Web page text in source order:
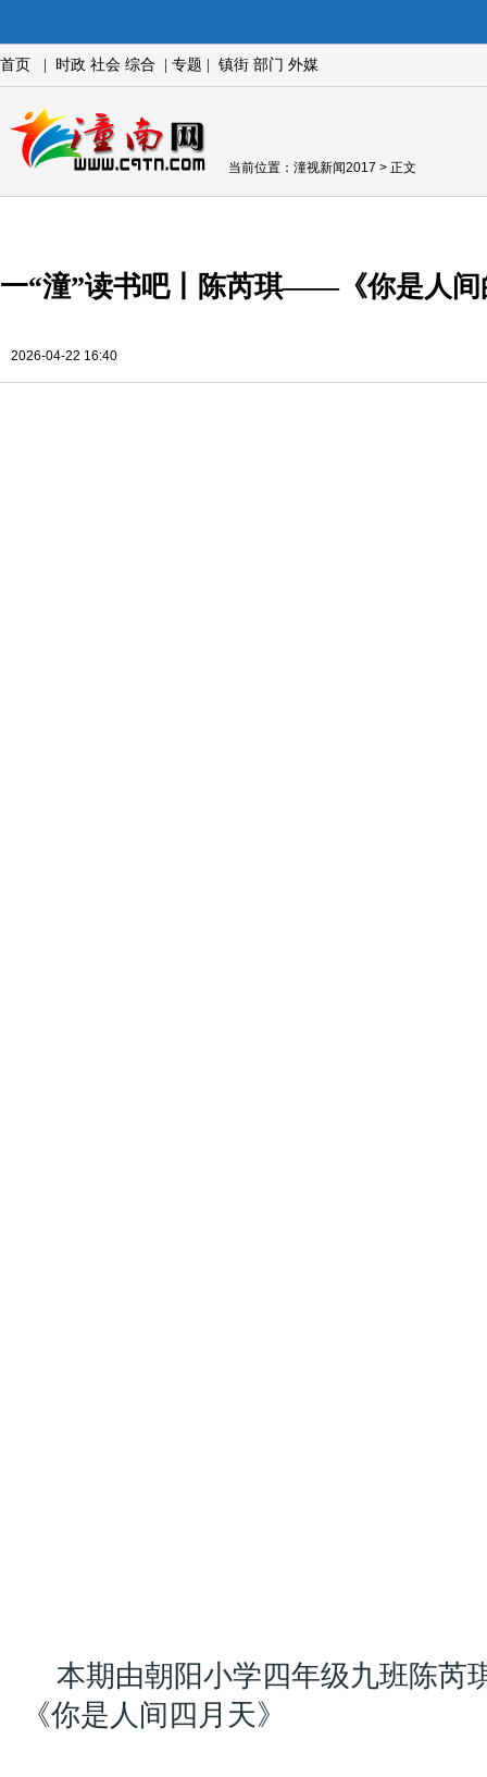
首页 时政 社会 综合 专题 镇街 部门 外媒
当前位置： 潼视新闻2017 > 正文
一“潼”读书吧丨陈芮琪——《你是人间
2026-04-22 16:40
本期由朝阳小学四年级九班陈芮
《你是人间四月天》